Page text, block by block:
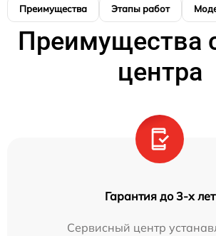
Преимущества Этапы работ
Преимущества
центра
Гарантия до 3-х лет
Сервисный центр